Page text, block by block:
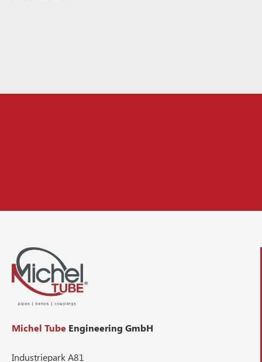
Michel Tube Engineering GmbH
Industriepark A81